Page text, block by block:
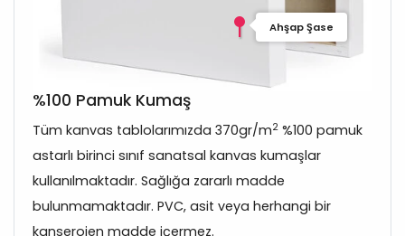
Ahşap Şase
%100 Pamuk Kumaş
Tüm kanvas tablolarımızda 370gr/m2 %100 pamuk
astarlı birinci sınıf sanatsal kanvas kumaşlar
kullanılmaktadır. Sağlığa zararlı madde
bulunmamaktadır. PVC, asit veya herhangi bir
kanserojen madde içermez.